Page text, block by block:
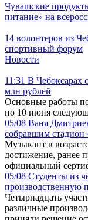
Чувашские
питание» на
14 волонтеров из
спортивный форум
Новости
11:31 В Чебоксарах
млн рублей
Основные работы
по 10 июня
05/08 Ваня
собравшим
Музыкант в
достижение, ранее
официальный
05/08 Студенты из
производственную
Четырнадцать
различные